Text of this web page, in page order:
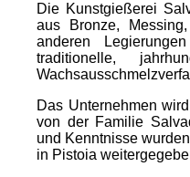
Die Kunstgießerei
aus Bronze,
anderen
traditionelle,
Das Unternehmen
von der Familie
und Kenntnisse
in Pistoia